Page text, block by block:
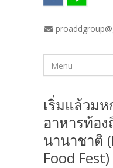
เริ่มแล้วม
อาหารท้อ
นานาชาติ
Food Fest)